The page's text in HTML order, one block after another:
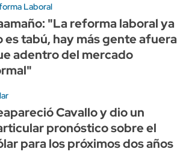
Laboral
"La reforma laboral ya
es tabú, hay más gente afuera
adentro del mercado
Cavallo y dio un
pronóstico sobre el
para los próximos dos años